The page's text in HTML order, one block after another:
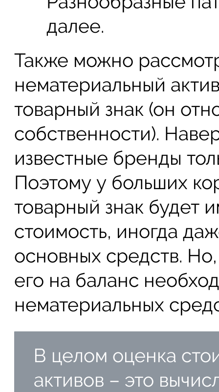
далее.
Также можно
нематериальный
товарный знак (он
собственности).
известные бренды
Поэтому у больших
товарный знак будет
стоимость, иногда
основных средств.
его на баланс
нематериальных
В целом оценка
активов – это